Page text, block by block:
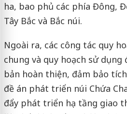
ha, bao phủ các phía Đông,
Tây Bắc và Bắc núi.
Ngoài ra, các công tác quy
chung và quy hoạch sử dụng
bản hoàn thiện, đảm bảo
đề án phát triển núi Chứa
đẩy phát triển hạ tầng giao